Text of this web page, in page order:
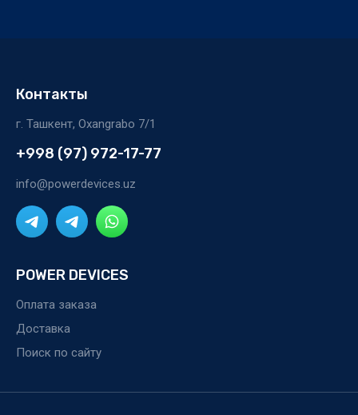
Контакты
г. Ташкент, Oxangrabo 7/1
+998 (97) 972-17-77
info@powerdevices.uz
POWER DEVICES
Оплата заказа
Доставка
Поиск по сайту